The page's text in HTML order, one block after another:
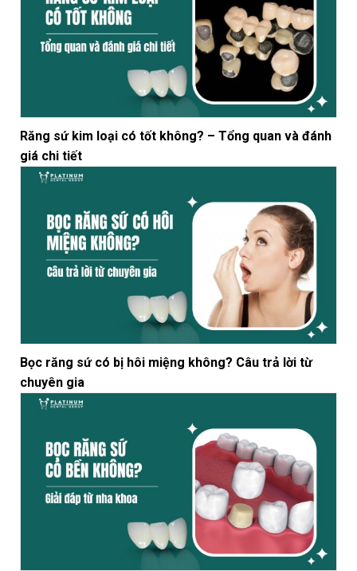
Răng sứ kim loại có tốt không? – Tổng quan và đánh
giá chi tiết
Bọc răng sứ có bị hôi miệng không? Câu trả lời từ
chuyên gia